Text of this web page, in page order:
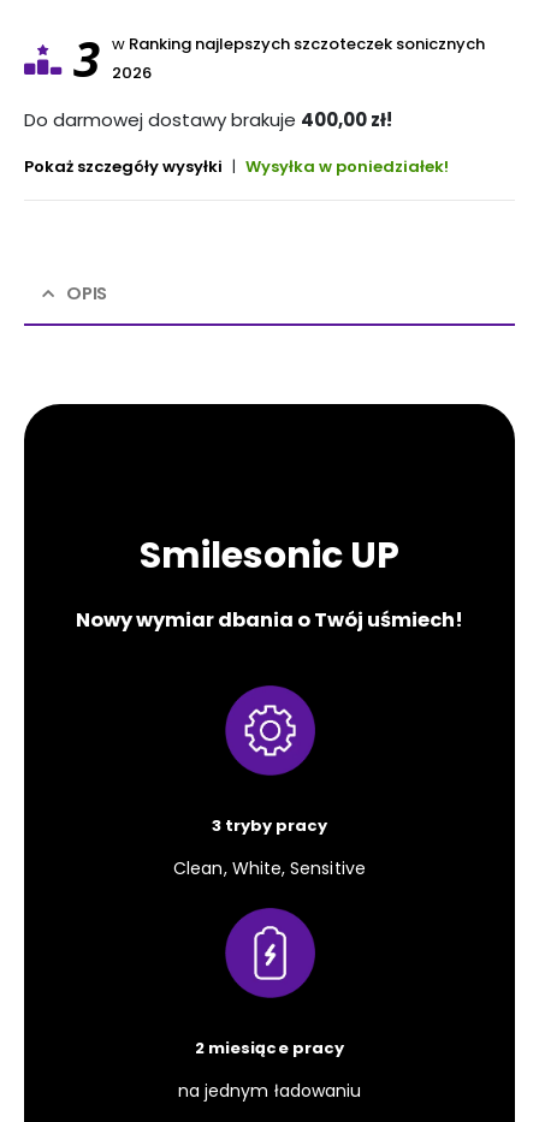
3 w Ranking najlepszych szczoteczek sonicznych
2026
Do darmowej dostawy brakuje 400,00zł!
Pokaż szczegóły wysyłki | Wysyłka w poniedziałek!
OPIS
Smilesonic UP
Nowy wymiar dbania o Twój uśmiech!
3 tryby pracy
Clean, White, Sensitive
2 miesiące pracy
na jednym ładowaniu